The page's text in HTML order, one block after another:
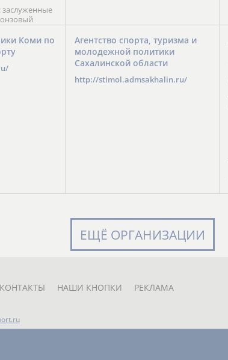
(2002) В.
призер
Солт-Лейк-
мастер
Коми по
Агентство спорта, туризма и
молодежной политики
Сахалинской области
http://stimol.admsakhalin.ru/
ЕЩЁ ОРГАНИЗАЦИИ
КОНТАКТЫ НАШИ КНОПКИ РЕКЛАМА